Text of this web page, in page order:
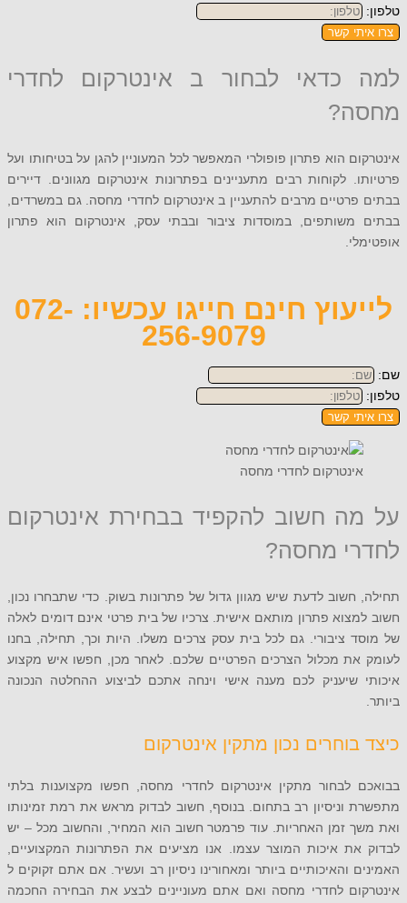
קשר
כדאי לבחור ב אינטרקום לחדרי
הוא פתרון פופולרי המאפשר לכל המעוניין להגן על בטיחותו ועל
לקוחות רבים מתעניינים בפתרונות אינטרקום מגוונים. דיירים
מרבים להתעניין ב אינטרקום לחדרי מחסה. גם במשרדים,
במוסדות ציבור ובבתי עסק, אינטרקום הוא פתרון
לייעוץ חינם חייגו עכשיו: 072-
256-9079
קשר
לחדרי מחסה
חשוב להקפיד בבחירת אינטרקום
מחסה?
לדעת שיש מגוון גדול של פתרונות בשוק. כדי שתבחרו נכון,
פתרון מותאם אישית. צרכיו של בית פרטי אינם דומים לאלה
ציבורי. גם לכל בית עסק צרכים משלו. היות וכך, תחילה, בחנו
מכלול הצרכים הפרטיים שלכם. לאחר מכן, חפשו איש מקצוע
שיעניק לכם מענה אישי וינחה אתכם לביצוע ההחלטה הנכונה
נכון מתקין אינטרקום
לבחור מתקין אינטרקום לחדרי מחסה, חפשו מקצוענות בלתי
וניסיון רב בתחום. בנוסף, חשוב לבדוק מראש את רמת זמינותו
זמן האחריות. עוד פרמטר חשוב הוא המחיר, והחשוב מכל – יש
איכות המוצר עצמו. אנו מציעים את הפתרונות המקצועיים,
והאיכותיים ביותר ומאחורינו ניסיון רב ועשיר. אם אתם זקוקים ל
לחדרי מחסה ואם אתם מעוניינים לבצע את הבחירה החכמה